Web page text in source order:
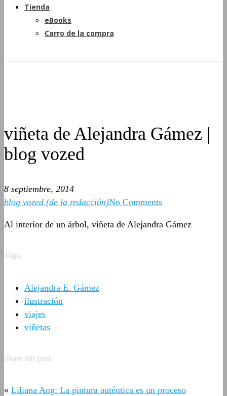
Tienda
eBooks
Carro de la compra
viñeta de Alejandra Gámez |
blog vozed
8 septiembre, 2014
blog vozed (de la redacción)No Comments
Al interior de un árbol, viñeta de Alejandra Gámez
Tags:
Alejandra E. Gámez
ilustración
viajes
viñetas
Share this post:
« Liliana Ang: La pintura auténtica es un proceso